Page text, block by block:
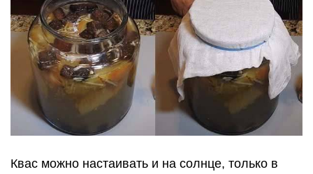
Квас можно настаивать и на солнце, только в